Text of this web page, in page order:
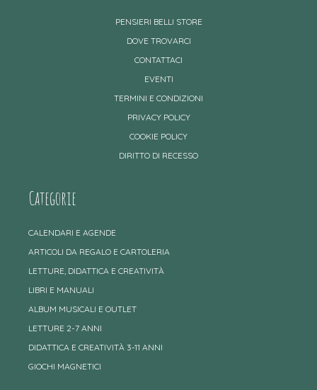
PENSIERI BELLI STORE
DOVE TROVARCI
CONTATTACI
EVENTI
TERMINI E CONDIZIONI
PRIVACY POLICY
COOKIE POLICY
DIRITTO DI RECESSO
Categorie
CALENDARI E AGENDE
ARTICOLI DA REGALO E CARTOLERIA
LETTURE, DIDATTICA E CREATIVITÀ
LIBRI E MANUALI
ALBUM MUSICALI E OUTLET
LETTURE 2-7 ANNI
DIDATTICA E CREATIVITÀ 3-11 ANNI
GIOCHI MAGNETICI